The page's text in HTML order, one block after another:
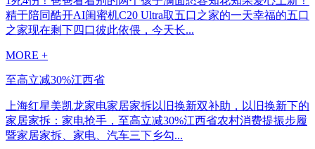
精于陪同酷开AI闺蜜机C20 Ultra取五口之家的一天幸福的五口
之家现在剩下四口彼此依偎，今天长...
MORE +
至高立减30%江西省
上海红星美凯龙家电家居家拆以旧换新双补助，以旧换新下的
家居家拆：家电抢手，至高立减30%江西省农村消费提振步履
暨家居家拆、家电、汽车三下乡勾...